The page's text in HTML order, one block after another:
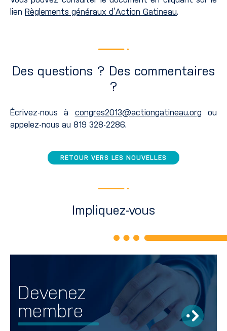
lien Règlements généraux d’Action Gatineau.
Des questions ? Des commentaires
?
Écrivez-nous à congres2013@actiongatineau.org ou
appelez-nous au 819 328-2286.
RETOUR VERS LES NOUVELLES
Impliquez-vous
Devenez
membre